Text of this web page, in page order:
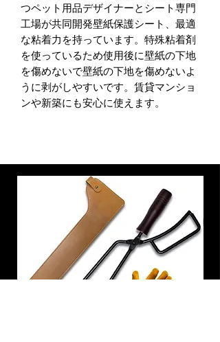
つペット用品デザイナーとシート専門
工場が共同開発壁紙保護シート、最適
な粘着力を持っています。特殊粘着剤
を使っているため使用後に壁紙の下地
を傷めないで壁紙の下地を傷めないよ
うに剥がしやすいです。賃貸マンショ
ンや新築にも安心に使えます。